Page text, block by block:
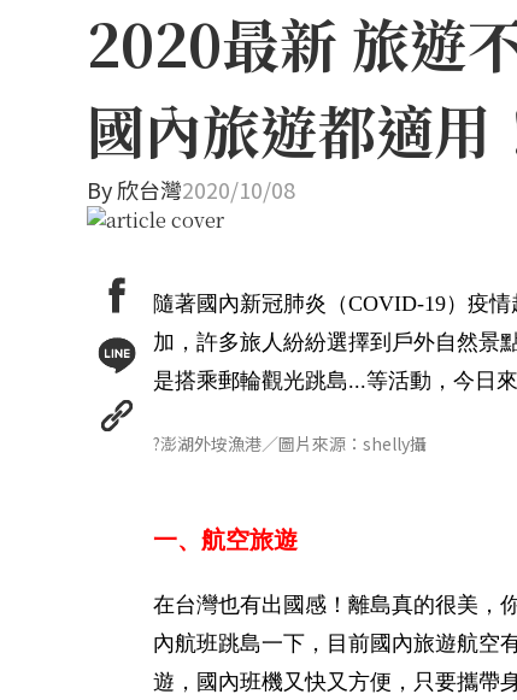
2020最新 旅遊
國內旅遊都適用
By欣台灣2020/10/08
隨著國內新冠肺炎（COVID-19）疫
加，許多旅人紛紛選擇到戶外自然景
是搭乘郵輪觀光跳島...等活動，今日
?澎湖外垵漁港／圖片來源：shelly攝
一、航空旅遊
在台灣也有出國感！離島真的很美，
內航班跳島一下，目前國內旅遊航空
遊，國內班機又快又方便，只要攜帶